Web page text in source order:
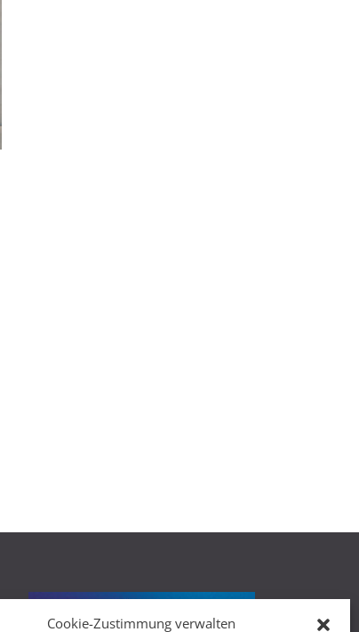
Cookie-Zustimmung verwalten